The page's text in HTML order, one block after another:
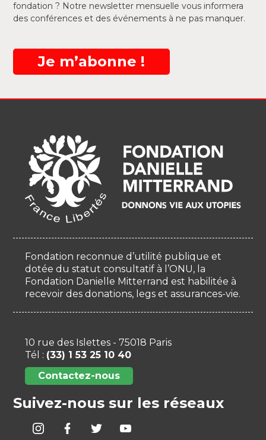
fondation ? Notre newsletter mensuelle vous informera
des conférences et des événements à ne pas manquer.
Je m’abonne !
Fondation reconnue d’utilité publique et
dotée du statut consultatif à l’ONU, la
Fondation Danielle Mitterrand est habilitée à
recevoir des donations, legs et assurances-vie.
10 rue des Islettes - 75018 Paris
Tél : (33) 1 53 25 10 40
Contactez-nous
Suivez-nous sur les réseaux